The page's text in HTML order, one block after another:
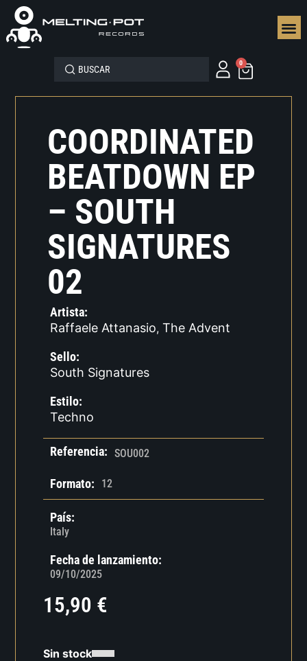
0
COORDINATED
BEATDOWN EP
– SOUTH
SIGNATURES
02
Artista:
Raffaele Attanasio, The Advent
Sello:
South Signatures
Estilo:
Techno
Referencia: SOU002
Formato: 12
País:
Italy
Fecha de lanzamiento:
09/10/2025
15,90 €
Sin stock